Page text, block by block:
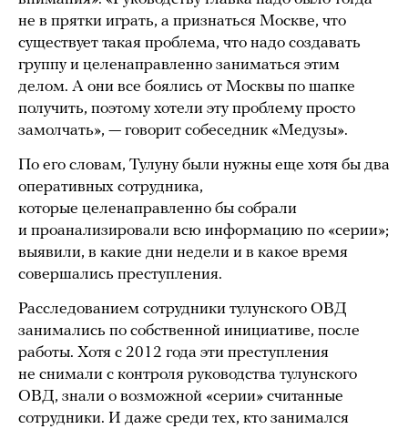
не в прятки играть, а признаться Москве, что
существует такая проблема, что надо создавать
группу и целенаправленно заниматься этим
делом. А они все боялись от Москвы по шапке
получить, поэтому хотели эту проблему просто
замолчать», — говорит собеседник «Медузы».
По его словам, Тулуну были нужны еще хотя бы два
оперативных сотрудника,
которые целенаправленно бы собрали
и проанализировали всю информацию по «серии»;
выявили, в какие дни недели и в какое время
совершались преступления.
Расследованием сотрудники тулунского ОВД
занимались по собственной инициативе, после
работы. Хотя с 2012 года эти преступления
не снимали с контроля руководства тулунского
ОВД, знали о возможной «серии» считанные
сотрудники. И даже среди тех, кто занимался